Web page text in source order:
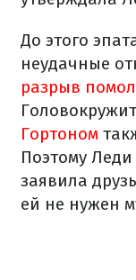
До этого
неудачные
разрыв
Гортоном
Поэтому
заявила
ей не нужен